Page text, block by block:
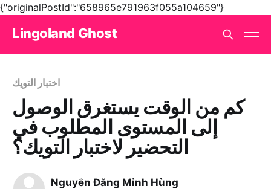
{"originalPostId":"658965e791963f055a104659"}
Lingoland Ghost
اختبار التويك
كم من الوقت يستغرق الوصول
إلى المستوى المطلوب في
التحضير لاختبار التويك؟
Nguyễn Đăng Minh Hùng